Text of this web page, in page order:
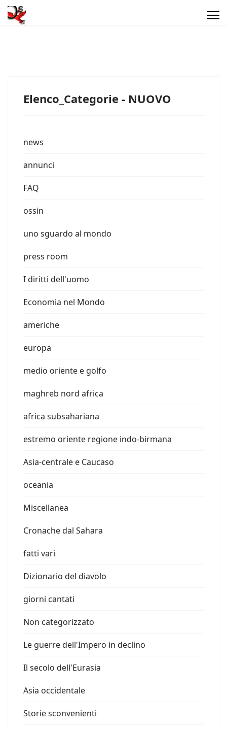
Elenco_Categorie - NUOVO
news
annunci
FAQ
ossin
uno sguardo al mondo
press room
I diritti dell'uomo
Economia nel Mondo
americhe
europa
medio oriente e golfo
maghreb nord africa
africa subsahariana
estremo oriente regione indo-birmana
Asia-centrale e Caucaso
oceania
Miscellanea
Cronache dal Sahara
fatti vari
Dizionario del diavolo
giorni cantati
Non categorizzato
Le guerre dell'Impero in declino
Il secolo dell'Eurasia
Asia occidentale
Storie sconvenienti